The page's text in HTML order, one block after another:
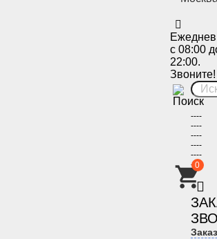
с 08:00
22:00.
Звоните!
----
----
----
----
----
----
0